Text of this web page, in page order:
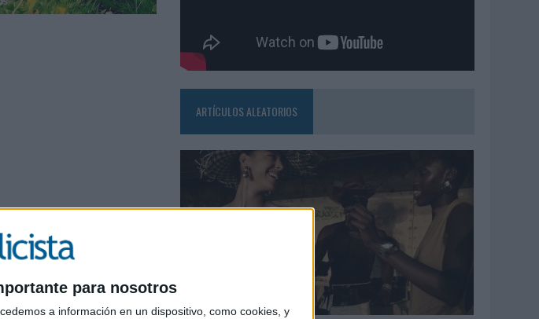
para nosotros
a información en un dispositivo, como cookies, y
ARTÍCULOS ALEATORIOS